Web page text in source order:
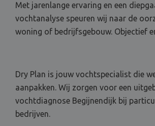
Met jarenlange ervaring en een
vochtanalyse speuren wij naar de
woning of bedrijfsgebouw. Objectief
Dry Plan is jouw vochtspecialist die
aanpakken. Wij zorgen voor een
vochtdiagnose Begijnendijk bij
bedrijven.